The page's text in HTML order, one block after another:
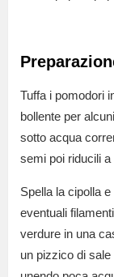
Tuffa i pomodori
bollente per
sotto acqua
semi poi riducili a
Spella la cipolla
eventuali
verdure in una
un pizzico di